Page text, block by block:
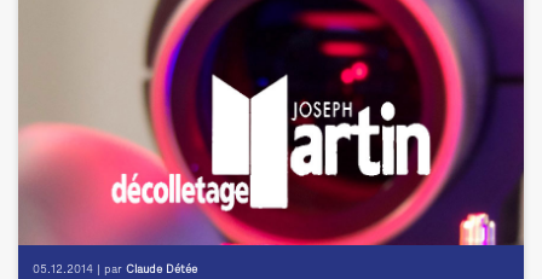
05.12.2014 | par Claude Détée